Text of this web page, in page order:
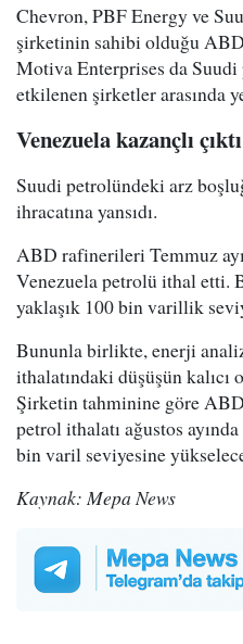
Chevron, PBF Energy ve
şirketinin sahibi olduğu
Motiva Enterprises da
etkilenen şirketler arasında
Venezuela kazançlı çıktı
Suudi petrolündeki arz
ihracatına yansıdı.
ABD rafinerileri Temmuz
Venezuela petrolü ithal etti.
yaklaşık 100 bin varillik
Bununla birlikte, enerji
ithalatındaki düşüşün
Şirketin tahminine göre
petrol ithalatı ağustos
bin varil seviyesine
Kaynak: Mepa News